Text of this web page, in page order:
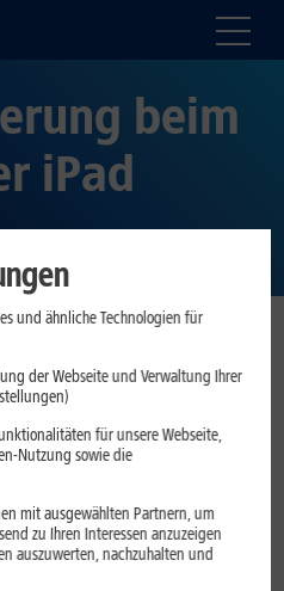
beim
iPad
in Kontakt mit Smartphones
Hören von Audiobüchern
Um eine
zu ermöglichen, gibt es
fürs iPhone und iPad.
Nachwuchs vor Gefahren im
Bildschirmzeit kontrollieren
und ähnliche Technologien für
der Webseite und Verwaltung Ihrer
für unsere Webseite,
Nutzung sowie die
mit ausgewählten Partnern, um
zu Ihren Interessen anzuzeigen
auszuwerten, nachzuhalten und